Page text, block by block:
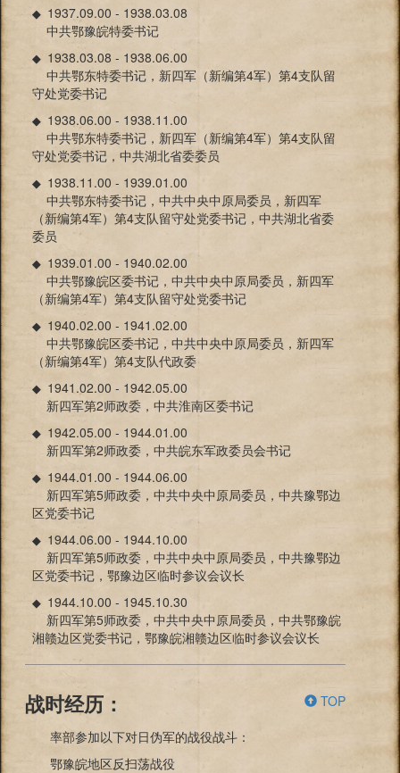
◆1937.09.00 - 1938.03.08
中共鄂豫皖特委书记
◆1938.03.08 - 1938.06.00
中共鄂东特委书记，新四军（新编第4军）第4支队留
守处党委书记
◆1938.06.00 - 1938.11.00
中共鄂东特委书记，新四军（新编第4军）第4支队留
守处党委书记，中共湖北省委委员
◆1938.11.00 - 1939.01.00
中共鄂东特委书记，中共中央中原局委员，新四军
（新编第4军）第4支队留守处党委书记，中共湖北省委
委员
◆1939.01.00 - 1940.02.00
中共鄂豫皖区委书记，中共中央中原局委员，新四军
（新编第4军）第4支队留守处党委书记
◆1940.02.00 - 1941.02.00
中共鄂豫皖区委书记，中共中央中原局委员，新四军
（新编第4军）第4支队代政委
◆1941.02.00 - 1942.05.00
新四军第2师政委，中共淮南区委书记
◆1942.05.00 - 1944.01.00
新四军第2师政委，中共皖东军政委员会书记
◆1944.01.00 - 1944.06.00
新四军第5师政委，中共中央中原局委员，中共豫鄂边
区党委书记
◆1944.06.00 - 1944.10.00
新四军第5师政委，中共中央中原局委员，中共豫鄂边
区党委书记，鄂豫边区临时参议会议长
◆1944.10.00 - 1945.10.30
新四军第5师政委，中共中央中原局委员，中共鄂豫皖
湘赣边区党委书记，鄂豫皖湘赣边区临时参议会议长
战时经历：
TOP
率部参加以下对日伪军的战役战斗：
鄂豫皖地区反扫荡战役